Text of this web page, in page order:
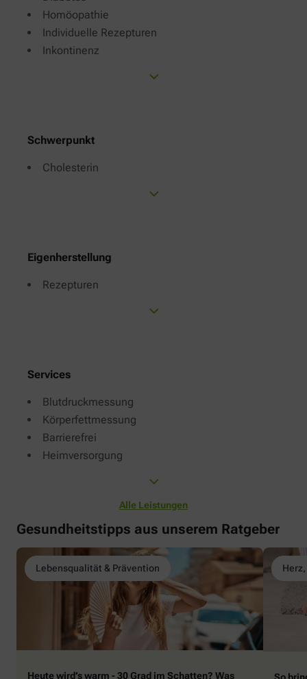
Homöopathie
Individuelle Rezepturen
Inkontinenz
Schwerpunkt
Cholesterin
Eigenherstellung
Rezepturen
Services
Blutdruckmessung
Körperfettmessung
Barrierefrei
Heimversorgung
Alle Leistungen
Gesundheitstipps aus unserem Ratgeber
Lebensqualität & Prävention
Heute wird’s warm - 30 Grad im Schatten? Was